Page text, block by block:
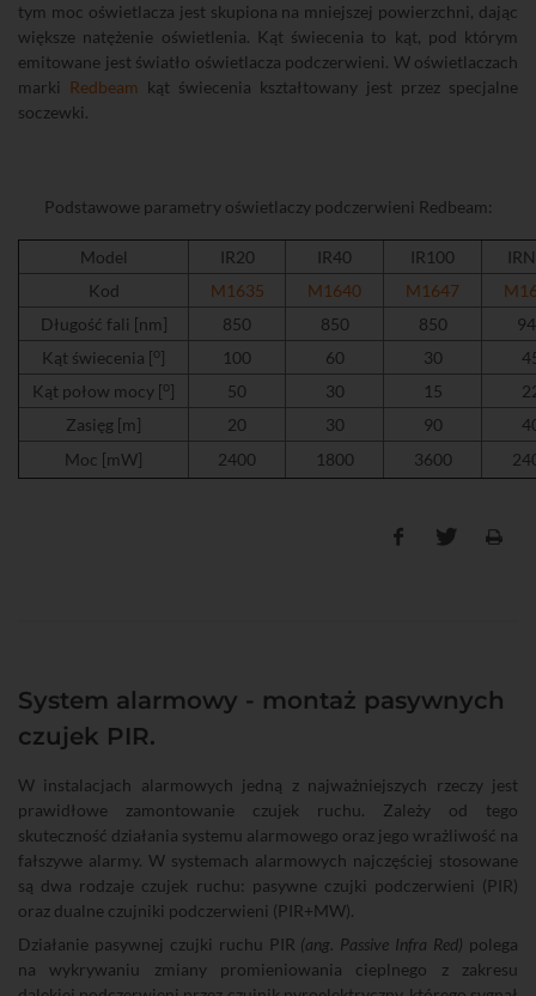
tym moc oświetlacza jest skupiona na mniejszej powierzchni, dając
większe natężenie oświetlenia. Kąt świecenia to kąt, pod którym
emitowane jest światło oświetlacza podczerwieni. W oświetlaczach
marki Redbeam kąt świecenia kształtowany jest przez specjalne
soczewki.
Podstawowe parametry oświetlaczy podczerwieni Redbeam:
Model IR20 IR40 IR100
Kod
M1635 M1640 M1647
Długość fali [nm]
850 850 850
Kąt świecenia [o] 100 60 30
Kąt połow mocy [o] 50 30 15
Zasięg [m]
20 30 90
Moc [mW]
2400 1800 3600
System alarmowy - montaż pasywnych
czujek PIR.
W instalacjach alarmowych jedną z najważniejszych rzeczy jest
prawidłowe zamontowanie czujek ruchu. Zależy od tego
skuteczność działania systemu alarmowego oraz jego wrażliwość na
fałszywe alarmy. W systemach alarmowych najczęściej stosowane
są dwa rodzaje czujek ruchu: pasywne czujki podczerwieni (PIR)
oraz dualne czujniki podczerwieni (PIR+MW).
Działanie pasywnej czujki ruchu PIR (ang. Passive Infra Red) polega
na wykrywaniu zmiany promieniowania cieplnego z zakresu